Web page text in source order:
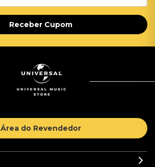
Receber Cupom
Área do Revendedor